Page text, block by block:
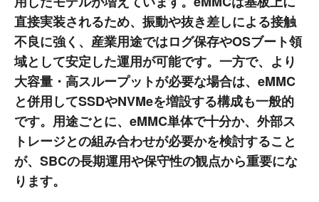
直接実装されるため、振動や抜き差しによる接触
不良に強く、産業用途ではログ保存やOSブート領
域として安定した運用が可能です。一方で、より
大容量・高スループットが必要な場合は、eMMC
と併用してSSDやNVMeを増設する構成も一般的
です。用途ごとに、eMMC単体で十分か、外部ス
トレージとの組み合わせが必要かを検討すること
が、SBCの長期運用や保守性の観点から重要にな
ります。